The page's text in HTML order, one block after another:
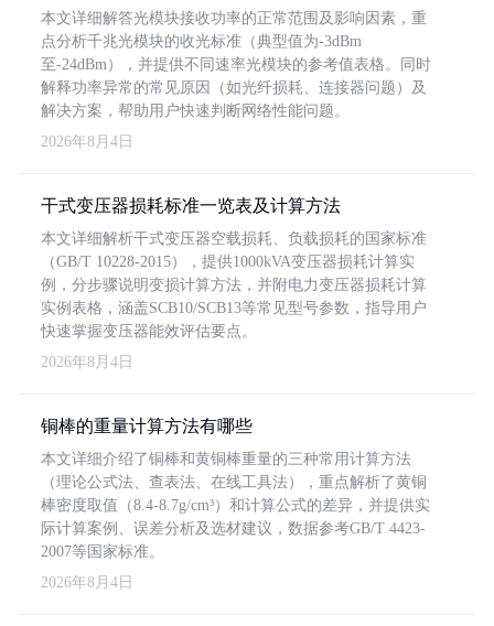
本文详细解答光模块接收功率的正常范围及影响因素，重
点分析千兆光模块的收光标准（典型值为-3dBm
至-24dBm），并提供不同速率光模块的参考值表格。同时
解释功率异常的常见原因（如光纤损耗、连接器问题）及
解决方案，帮助用户快速判断网络性能问题。
2026年8月4日
干式变压器损耗标准一览表及计算方法
本文详细解析干式变压器空载损耗、负载损耗的国家标准
（GB/T 10228-2015），提供1000kVA变压器损耗计算实
例，分步骤说明变损计算方法，并附电力变压器损耗计算
实例表格，涵盖SCB10/SCB13等常见型号参数，指导用户
快速掌握变压器能效评估要点。
2026年8月4日
铜棒的重量计算方法有哪些
本文详细介绍了铜棒和黄铜棒重量的三种常用计算方法
（理论公式法、查表法、在线工具法），重点解析了黄铜
棒密度取值（8.4-8.7g/cm³）和计算公式的差异，并提供实
际计算案例、误差分析及选材建议，数据参考GB/T 4423-
2007等国家标准。
2026年8月4日